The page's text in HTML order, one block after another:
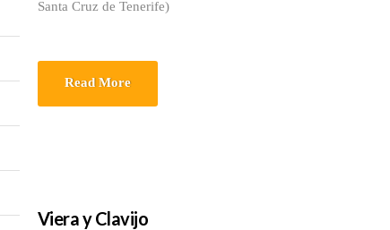
Santa Cruz de Tenerife)
Read More
Viera y Clavijo